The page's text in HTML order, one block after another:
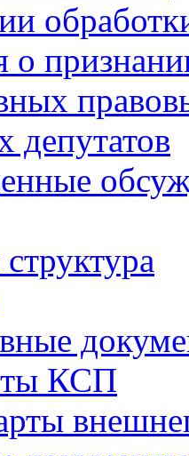
о
депутатов
КСП